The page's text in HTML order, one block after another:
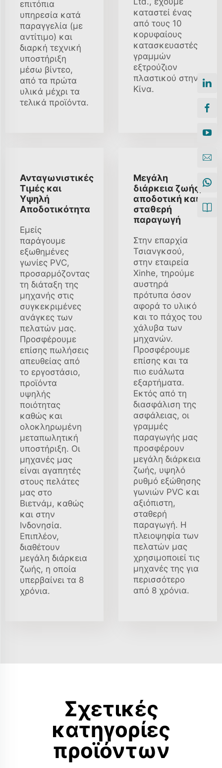
επιτόπια
υπηρεσία κατά
παραγγελία (με
αντίτιμο) και
διαρκή τεχνική
υποστήριξη
μέσω βίντεο,
από τα πρώτα
υλικά μέχρι τα
τελικά προϊόντα.
καταστεί ένας
από τους 10
κορυφαίους
κατασκευαστές
γραμμών
εξτρούζιον
πλαστικού στην
Κίνα.
Ανταγωνιστικές
Τιμές και
Υψηλή
Αποδοτικότητα
Εμείς
παράγουμε
εξωθημένες
γωνίες PVC,
προσαρμόζοντας
τη διάταξη της
μηχανής στις
συγκεκριμένες
ανάγκες των
πελατών μας.
Προσφέρουμε
επίσης πωλήσεις
απευθείας από
το εργοστάσιο,
προϊόντα
υψηλής
ποιότητας
καθώς και
ολοκληρωμένη
μεταπωλητική
υποστήριξη. Οι
μηχανές μας
είναι αγαπητές
στους πελάτες
μας στο
Βιετνάμ, καθώς
και στην
Ινδονησία.
Επιπλέον,
διαθέτουν
μεγάλη διάρκεια
ζωής, η οποία
υπερβαίνει τα 8
χρόνια.
Μεγάλη
διάρκεια ζωής,
αποδοτική και
σταθερή
παραγωγή
Στην επαρχία
Τσιανγκσού,
στην εταιρεία
Xinhe, τηρούμε
αυστηρά
πρότυπα όσον
αφορά το υλικό
και το πάχος του
χάλυβα των
μηχανών.
Προσφέρουμε
επίσης και τα
πιο ευάλωτα
εξαρτήματα.
Εκτός από τη
διασφάλιση της
ασφάλειας, οι
γραμμές
παραγωγής μας
προσφέρουν
μεγάλη διάρκεια
ζωής, υψηλό
ρυθμό εξώθησης
γωνιών PVC και
αξιόπιστη,
σταθερή
παραγωγή. Η
πλειοψηφία των
πελατών μας
χρησιμοποιεί τις
μηχανές της για
περισσότερο
από 8 χρόνια.
Σχετικές
κατηγορίες
προϊόντων